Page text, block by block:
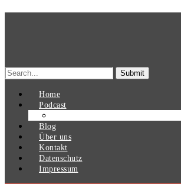
Search
for:
Home
Podcast
Blog
Über uns
Kontakt
Datenschutz
Impressum